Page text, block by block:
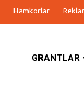
Hamkorlar
GRANTLAR